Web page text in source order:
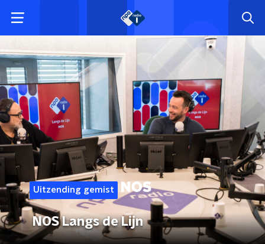
Uitzending gemist
NOS Langs de Lijn